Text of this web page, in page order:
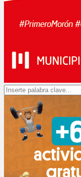
Search
for: